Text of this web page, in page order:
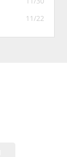
11/22